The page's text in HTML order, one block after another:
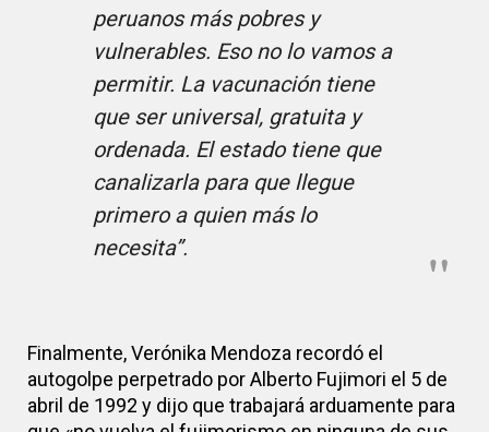
peruanos más pobres y
vulnerables. Eso no lo vamos a
permitir. La vacunación tiene
que ser universal, gratuita y
ordenada. El estado tiene que
canalizarla para que llegue
primero a quien más lo
necesita”.
Finalmente, Verónika Mendoza recordó el
autogolpe perpetrado por Alberto Fujimori el 5 de
abril de 1992 y dijo que trabajará arduamente para